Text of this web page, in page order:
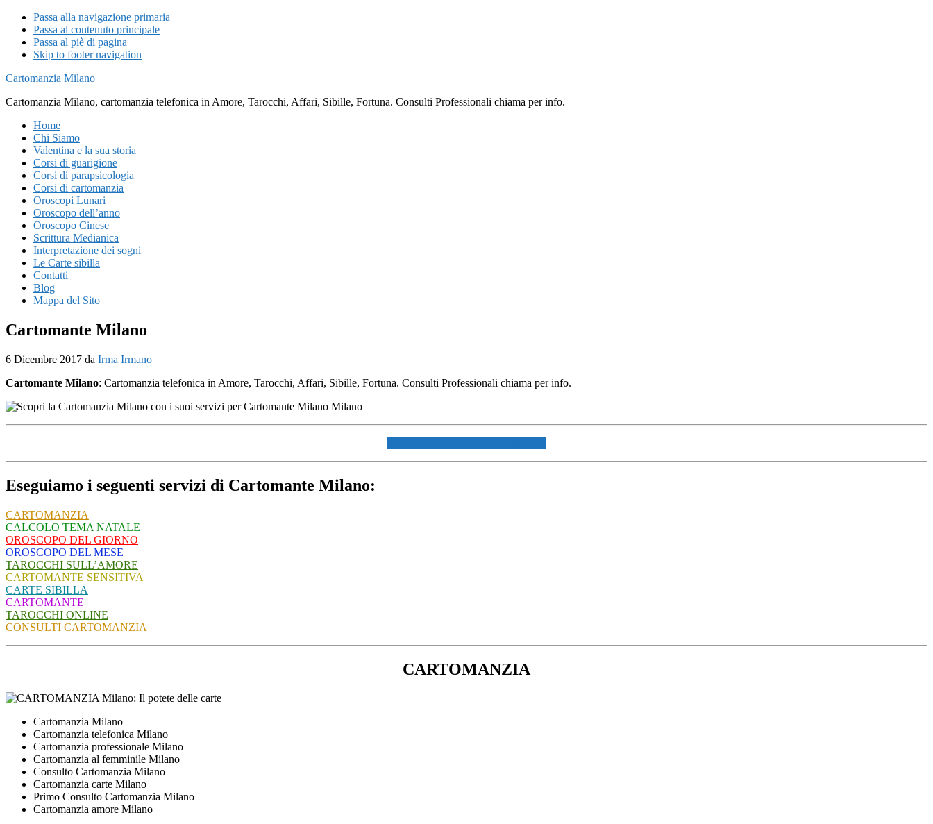
Passa alla navigazione primaria
Passa al contenuto principale
Passa al piè di pagina
Skip to footer navigation
Cartomanzia Milano
Cartomanzia Milano, cartomanzia telefonica in Amore, Tarocchi, Affari, Sibille, Fortuna. Consulti Professionali chiama per info.
Home
Chi Siamo
Valentina e la sua storia
Corsi di guarigione
Corsi di parapsicologia
Corsi di cartomanzia
Oroscopi Lunari
Oroscopo dell’anno
Oroscopo Cinese
Scrittura Medianica
Interpretazione dei sogni
Le Carte sibilla
Contatti
Blog
Mappa del Sito
Cartomante Milano
6 Dicembre 2017 da Irma Irmano
Cartomante Milano: Cartomanzia telefonica in Amore, Tarocchi, Affari, Sibille, Fortuna. Consulti Professionali chiama per info.
Eseguiamo i seguenti servizi di Cartomante Milano:
CARTOMANZIA
CALCOLO TEMA NATALE
OROSCOPO DEL GIORNO
OROSCOPO DEL MESE
TAROCCHI SULL’AMORE
CARTOMANTE SENSITIVA
CARTE SIBILLA
CARTOMANTE
TAROCCHI ONLINE
CONSULTI CARTOMANZIA
CARTOMANZIA
Cartomanzia Milano
Cartomanzia telefonica Milano
Cartomanzia professionale Milano
Cartomanzia al femminile Milano
Consulto Cartomanzia Milano
Cartomanzia carte Milano
Primo Consulto Cartomanzia Milano
Cartomanzia amore Milano